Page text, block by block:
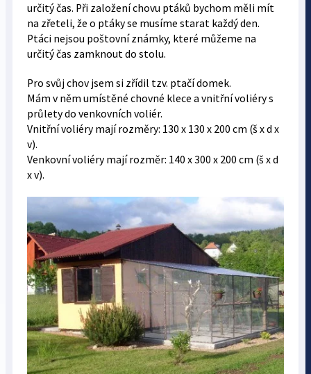
určitý čas. Při založení chovu ptáků bychom měli mít
na zřeteli, že o ptáky se musíme starat každý den.
Ptáci nejsou poštovní známky, které můžeme na
určitý čas zamknout do stolu.
Pro svůj chov jsem si zřídil tzv. ptačí domek.
Mám v něm umístěné chovné klece a vnitřní voliéry s
průlety do venkovních voliér.
Vnitřní voliéry mají rozměry: 130 x 130 x 200 cm (š x d x
v).
Venkovní voliéry mají rozměr: 140 x 300 x 200 cm (š x d
x v).